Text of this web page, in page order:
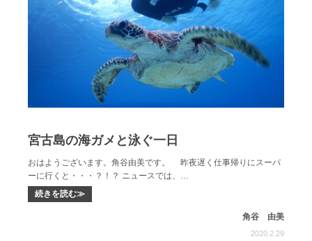
宮古島の海ガメと泳ぐ一日
おはようございます。角谷由美です。 昨夜遅く仕事帰りにスーパ
ーに行くと・・・？！？ ニュースでは、…
続きを読む≫
角谷 由美
2020.2.29